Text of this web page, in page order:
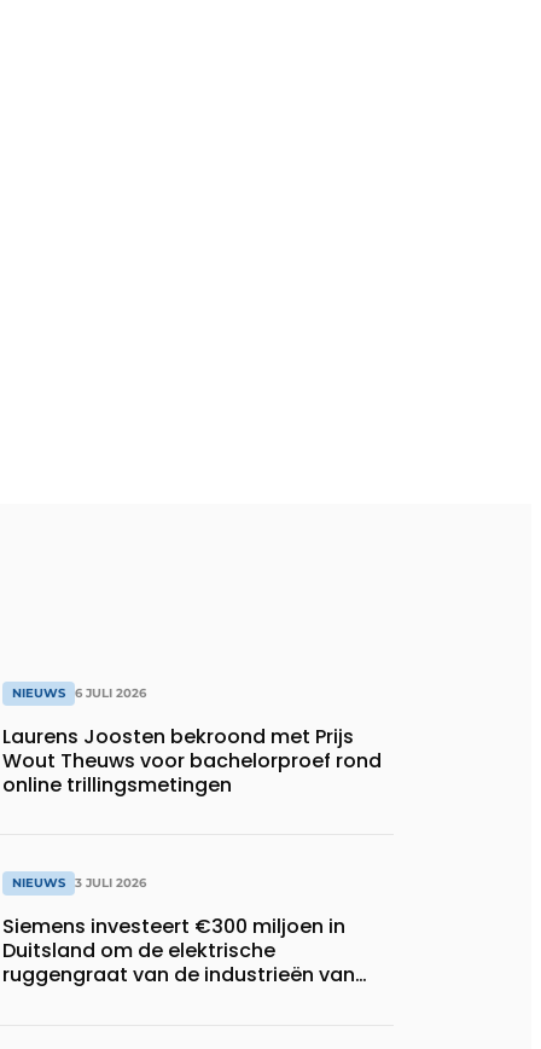
NIEUWS 6 JULI 2026
Laurens Joosten bekroond met Prijs
Wout Theuws voor bachelorproef rond
online trillingsmetingen
NIEUWS 3 JULI 2026
Siemens investeert €300 miljoen in
Duitsland om de elektrische
ruggengraat van de industrieën van